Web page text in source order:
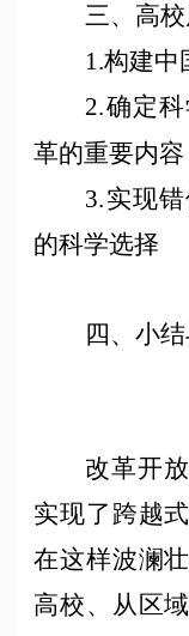
三、高
1.构建中
2.确定
革的重要内容
3.实现
的科学选择
四、小
改革开
实现了跨越
在这样波澜
高校、从区